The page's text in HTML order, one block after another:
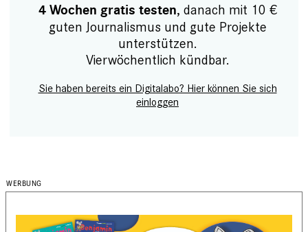
4 Wochen gratis testen, danach mit 10 €
guten Journalismus und gute Projekte
unterstützen.
Vierwöchentlich kündbar.
Sie haben bereits ein Digitalabo? Hier können Sie sich
einloggen